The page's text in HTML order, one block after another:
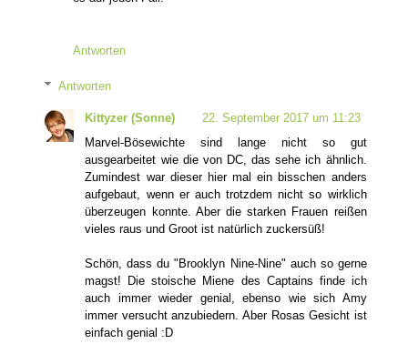
Antworten
Antworten
Kittyzer (Sonne)
22. September 2017 um 11:23
Marvel-Bösewichte sind lange nicht so gut
ausgearbeitet wie die von DC, das sehe ich ähnlich.
Zumindest war dieser hier mal ein bisschen anders
aufgebaut, wenn er auch trotzdem nicht so wirklich
überzeugen konnte. Aber die starken Frauen reißen
vieles raus und Groot ist natürlich zuckersüß!
Schön, dass du "Brooklyn Nine-Nine" auch so gerne
magst! Die stoische Miene des Captains finde ich
auch immer wieder genial, ebenso wie sich Amy
immer versucht anzubiedern. Aber Rosas Gesicht ist
einfach genial :D